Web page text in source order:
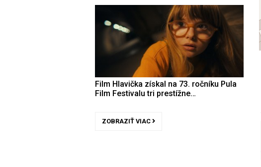
Film Hlavička získal na 73. ročníku Pula
Film Festivalu tri prestížne…
ZOBRAZIŤ VIAC